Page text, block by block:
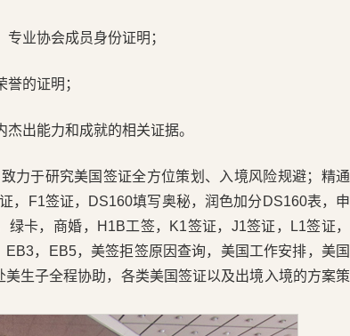
业协会成员身份证明；
的证明；
出能力和成就的相关证据。
力于研究美国签证全方位策划、入境风险规避；精通
，F1签证，DS160填写奥秘，润色加分DS160表，申
卡，商婚，H1B工签，K1签证，J1签证，L1签证，
，EB5，美签拒签原因查询，美国工作安排，美国
生子全程协助，各类美国签证以及出境入境的方案策